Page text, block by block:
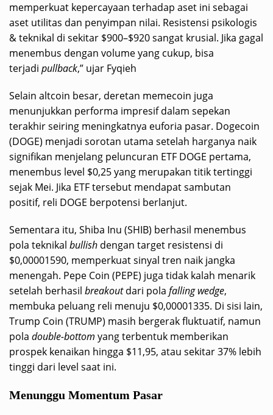
memperkuat kepercayaan terhadap aset ini sebagai
aset utilitas dan penyimpan nilai. Resistensi psikologis
& teknikal di sekitar $900–$920 sangat krusial. Jika gagal
menembus dengan volume yang cukup, bisa
terjadi pullback,” ujar Fyqieh
Selain altcoin besar, deretan memecoin juga
menunjukkan performa impresif dalam sepekan
terakhir seiring meningkatnya euforia pasar. Dogecoin
(DOGE) menjadi sorotan utama setelah harganya naik
signifikan menjelang peluncuran ETF DOGE pertama,
menembus level $0,25 yang merupakan titik tertinggi
sejak Mei. Jika ETF tersebut mendapat sambutan
positif, reli DOGE berpotensi berlanjut.
Sementara itu, Shiba Inu (SHIB) berhasil menembus
pola teknikal bullish dengan target resistensi di
$0,00001590, memperkuat sinyal tren naik jangka
menengah. Pepe Coin (PEPE) juga tidak kalah menarik
setelah berhasil breakoutdari pola falling wedge,
membuka peluang reli menuju $0,00001335. Di sisi lain,
Trump Coin (TRUMP) masih bergerak fluktuatif, namun
pola double-bottom yang terbentuk memberikan
prospek kenaikan hingga $11,95, atau sekitar 37% lebih
tinggi dari level saat ini.
Menunggu Momentum Pasar